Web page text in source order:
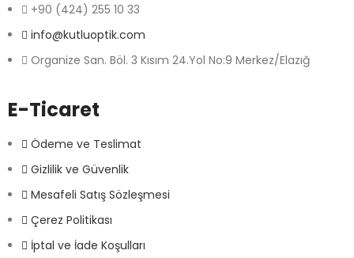
+90 (424) 255 10 33
info@kutluoptik.com
Organize San. Böl. 3 Kısım 24.Yol No:9 Merkez/Elazığ
E-Ticaret
Ödeme ve Teslimat
Gizlilik ve Güvenlik
Mesafeli Satış Sözleşmesi
Çerez Politikası
İptal ve İade Koşulları